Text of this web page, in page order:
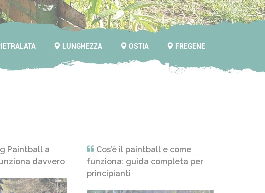
LUNGHEZZA OSTIA FREGENE
Paintball a
davvero
Cos’è il paintball e come
funziona: guida completa per
principianti